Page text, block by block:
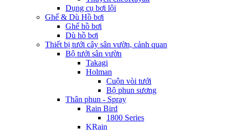
Dụng cụ bơi lội
Ghế & Dù Hồ bơi
Ghế hồ bơi
Dù hồ bơi
Thiết bị tưới cây sân vườn, cảnh quan
Bộ tưới sân vườn
Takagi
Holman
Cuộn vòi tưới
Bộ phun sương
Thân phun - Spray
Rain Bird
1800 Series
KRain